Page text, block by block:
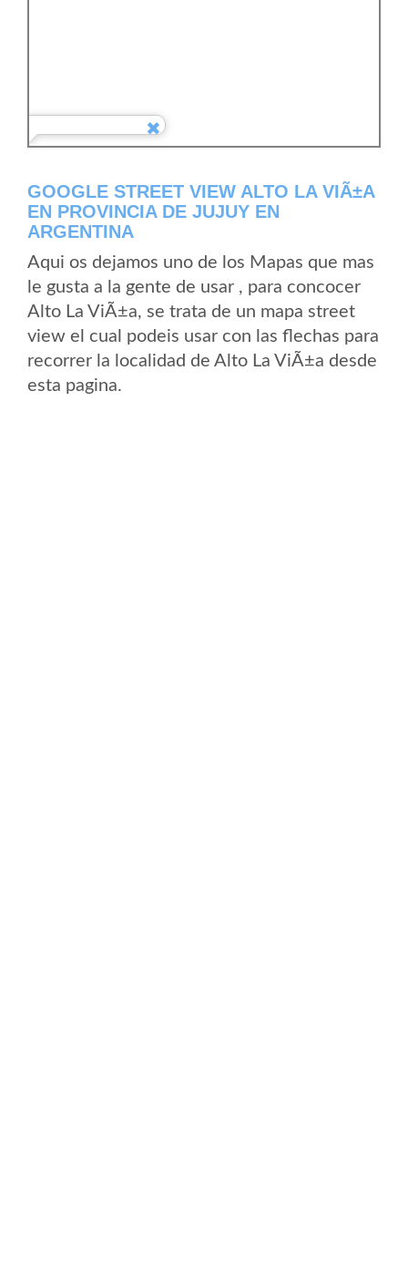
GOOGLE STREET VIEW ALTO LA VIÃ±A
EN PROVINCIA DE JUJUY EN
ARGENTINA
Aqui os dejamos uno de los Mapas que mas
le gusta a la gente de usar , para concocer
Alto La ViÃ±a, se trata de un mapa street
view el cual podeis usar con las flechas para
recorrer la localidad de Alto La ViÃ±a desde
esta pagina.